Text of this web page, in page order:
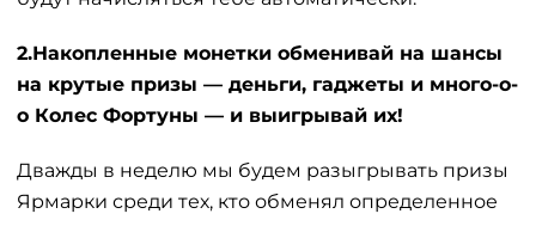
2.Накопленные монетки обменивай на шансы
на крутые призы — деньги, гаджеты и много-о-
о Колес Фортуны — и выигрывай их!
Дважды в неделю мы будем разыгрывать призы
Ярмарки среди тех, кто обменял определенное